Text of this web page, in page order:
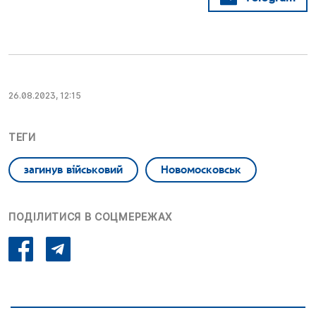
26.08.2023, 12:15
ТЕГИ
загинув військовий Новомосковськ
ПОДІЛИТИСЯ В СОЦМЕРЕЖАХ